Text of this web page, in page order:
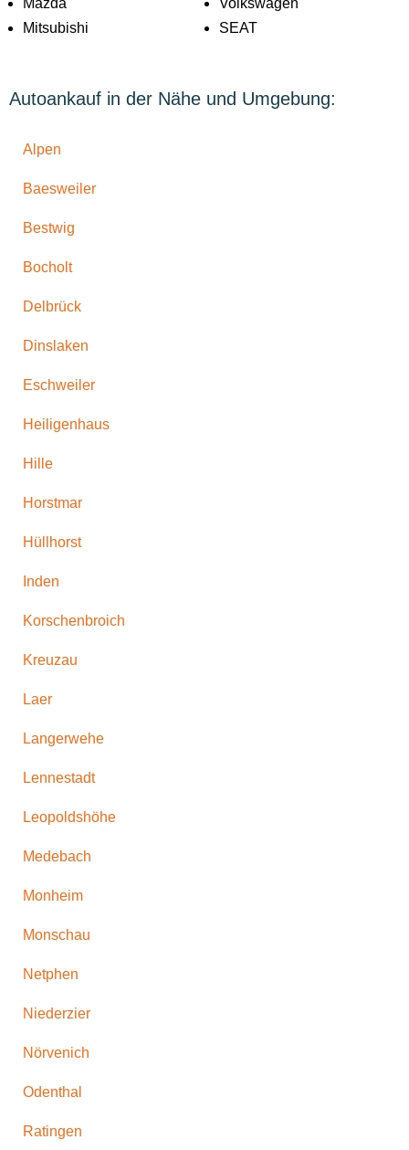
Mitsubishi
SEAT
Autoankauf in der Nähe und Umgebung:
Alpen
Baesweiler
Bestwig
Bocholt
Delbrück
Dinslaken
Eschweiler
Heiligenhaus
Hille
Horstmar
Hüllhorst
Inden
Korschenbroich
Kreuzau
Laer
Langerwehe
Lennestadt
Leopoldshöhe
Medebach
Monheim
Monschau
Netphen
Niederzier
Nörvenich
Odenthal
Ratingen